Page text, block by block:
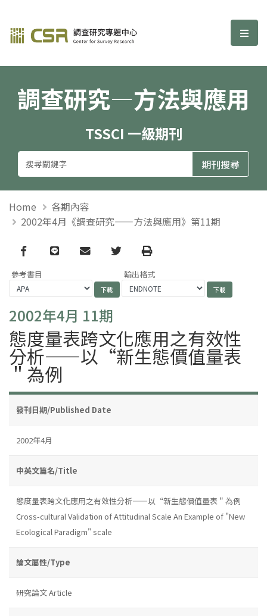
調查研究—方法與應用期刊 選
調查研究—方法與應用
TSSCI 一級期刊
Home
各期內容
2002年4月《調查研究——方法與應用》第11期
Facebook
line email TwitterPrint
參考書目 輸出格式
2002年4月 11期
態度量表跨文化應用之有效性
分析——以“新生態價值量表
＂為例
發刊日期/Published Date
2002年4月
中英文篇名/Title
態度量表跨文化應用之有效性分析——以“新生態價值量表＂為例
Cross-cultural Validation of Attitudinal Scale An Example of "New
Ecological Paradigm" scale
論文屬性/Type
研究論文 Article